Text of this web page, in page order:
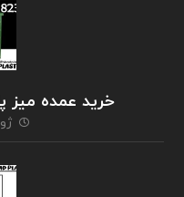
خرید عمده میز